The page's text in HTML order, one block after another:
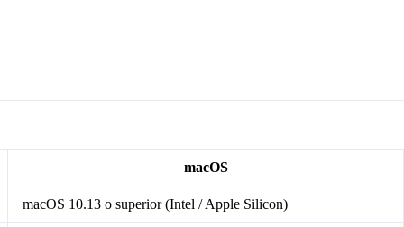
macOS
macOS 10.13 o superior (Intel / Apple Silicon)